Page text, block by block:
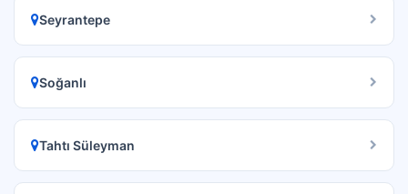
Seyrantepe
Soğanlı
Tahtı Süleyman